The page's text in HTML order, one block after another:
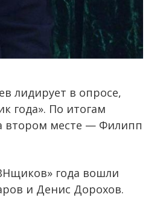
лидирует в опросе,
года». По итогам
втором месте — Филипп
года вошли
и Денис Дорохов.